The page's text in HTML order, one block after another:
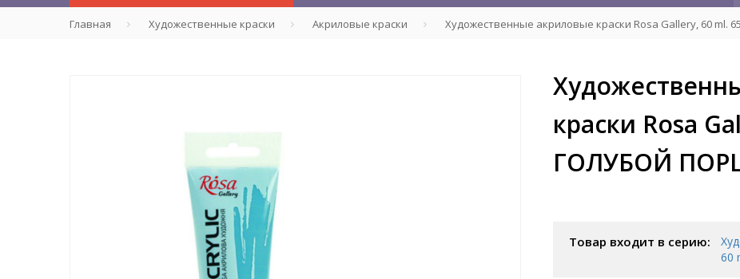
Главная Художественные краски Акриловые краски Художественные акриловые краски Rosa Gallery, 60
краски Rosa
ГОЛУБОЙ
Товар входит в серию:
60